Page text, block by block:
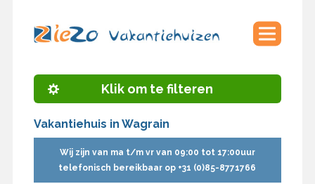
Klik om te filteren
Vakantiehuis in Wagrain
Wij zijn van ma t/m vr van 09:00 tot 17:00uur
telefonisch bereikbaar op +31 (0)85-8771766